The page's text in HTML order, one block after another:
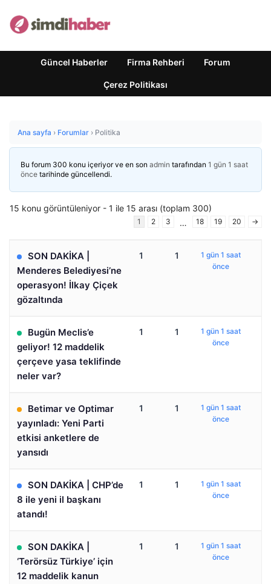
Güncel Haberler Firma Rehberi Forum
Çerez Politikası
Ana sayfa › Forumlar › Politika
Bu forum 300 konu içeriyor ve en son admin tarafından 1 gün 1 saat
önce tarihinde güncellendi.
15 konu görüntüleniyor - 1 ile 15 arası (toplam 300)
1 2 3 … 18 19 20 →
SON DAKİKA |
Menderes Belediyesi’ne
operasyon! İlkay Çiçek
gözaltında
1 1
1 gün 1 saat
önce
Bugün Meclis’e
geliyor! 12 maddelik
çerçeve yasa teklifinde
neler var?
1 1
1 gün 1 saat
önce
Betimar ve Optimar
yayınladı: Yeni Parti
etkisi anketlere de
yansıdı
1 1
1 gün 1 saat
önce
SON DAKİKA | CHP’de
8 ile yeni il başkanı
atandı!
1 1
1 gün 1 saat
önce
SON DAKİKA |
‘Terörsüz Türkiye’ için
12 maddelik kanun
1 1
1 gün 1 saat
önce